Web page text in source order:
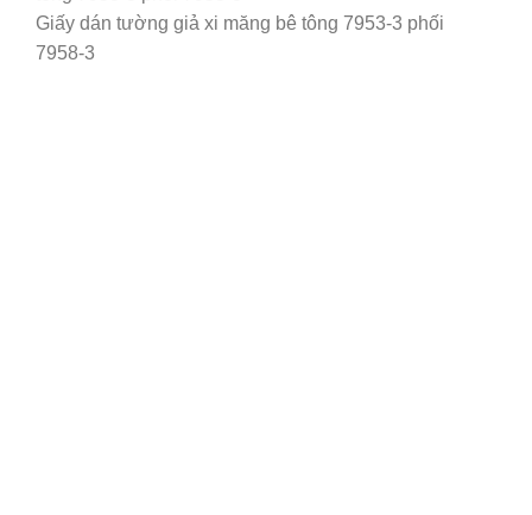
Giấy dán tường giả xi măng bê tông 7953-3 phối
7958-3